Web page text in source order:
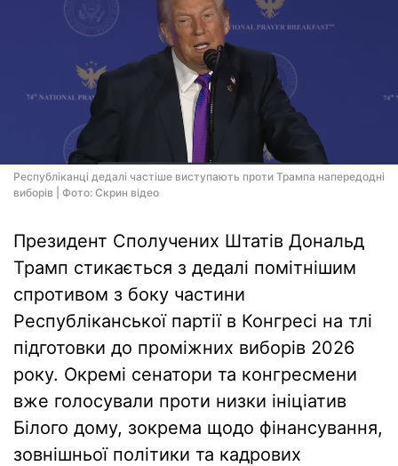
Республіканці дедалі частіше виступають проти Трампа напередодні
виборів | Фото: Скрин відео
Президент Сполучених Штатів Дональд
Трамп стикається з дедалі помітнішим
спротивом з боку частини
Республіканської партії в Конгресі на тлі
підготовки до проміжних виборів 2026
року. Окремі сенатори та конгресмени
вже голосували проти низки ініціатив
Білого дому, зокрема щодо фінансування,
зовнішньої політики та кадрових